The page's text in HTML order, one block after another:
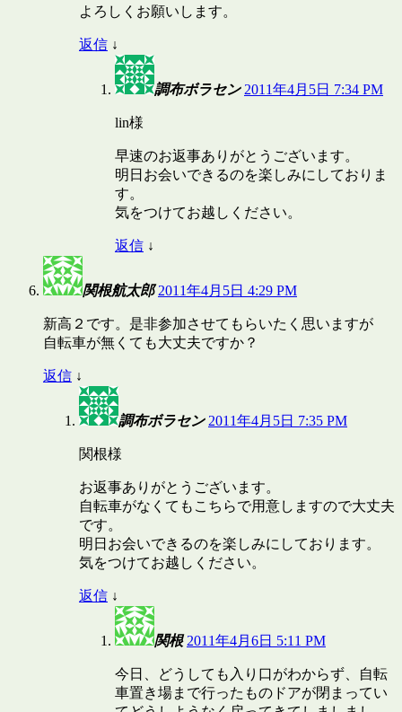
よろしくお願いします。
返信 ↓
調布ボラセン 2011年4月5日 7:34 PM
lin様
早速のお返事ありがとうございます。
明日お会いできるのを楽しみにしておりま
す。
気をつけてお越しください。
返信 ↓
関根航太郎 2011年4月5日 4:29 PM
新高２です。是非参加させてもらいたく思いますが
自転車が無くても大丈夫ですか？
返信 ↓
調布ボラセン 2011年4月5日 7:35 PM
関根様
お返事ありがとうございます。
自転車がなくてもこちらで用意しますので大丈夫
です。
明日お会いできるのを楽しみにしております。
気をつけてお越しください。
返信 ↓
関根 2011年4月6日 5:11 PM
今日、どうしても入り口がわからず、自転
車置き場まで行ったものドアが閉まってい